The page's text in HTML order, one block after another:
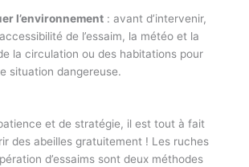
l’environnement : avant d’intervenir,
de l’essaim, la météo et la
la circulation ou des habitations pour
situation dangereuse.
et de stratégie, il est tout à fait
des abeilles gratuitement ! Les ruches
d’essaims sont deux méthodes